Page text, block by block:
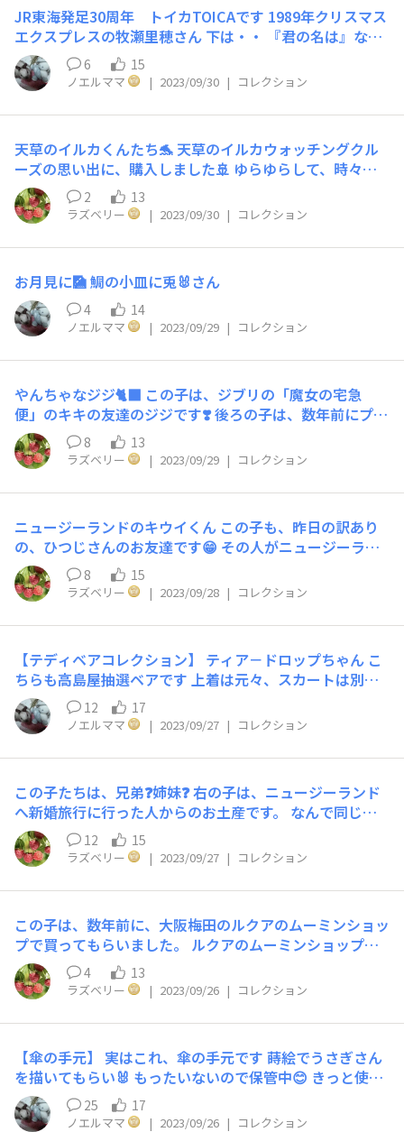
それも、業務用4L😂が、1ヶ月でなくなります😱
JR東海発足30周年 トイカTOICAです 1989年クリスマス
エクスプレスの牧瀬里穂さん 下は・・ 『君の名は』なの
に 新幹線🚅 今年もまた、山達のクリスマスイブが聴け
ますように♪
6 15
ノエルママ | 2023/09/30 | コレクション
天草のイルカくんたち🐬 天草のイルカウォッチングクル
ーズの思い出に、購入しました🚢 ゆらゆらして、時々泳
いでいます🌊 リビングに並んでいます😊
2 13
ラズベリー | 2023/09/30 | コレクション
お月見に🎑 鯛の小皿に兎🐰さん
4 14
ノエルママ | 2023/09/29 | コレクション
やんちゃなジジ🐈‍⬛ この子は、ジブリの「魔女の宅急
便」のキキの友達のジジです❣️ 後ろの子は、数年前にプレ
ゼントで貰った子で、とってもお利口さんで、おとなしい
子。 この子は、やんちゃなんです。 実は、オリから飛び
出して、突然やって来たんです❗️ 何処から来たのは、教え
てくれないのです😅 今は、リビングのジブリの森にちょ
8 13
ラズベリー | 2023/09/29 | コレクション
ニュージーランドのキウイくん この子も、昨日の訳あり
の、ひつじさんのお友達です😁 その人がニュージーラン
ドで自分に買った、ひつじさんもキウイくんも、とっても
気に入っていたけど、連れて行く訳にいかないという事
で、私が引き取る事になったのです😅 とってもかわいい
です💚 取り敢えず、寝室で並んでわちゃわちゃしてるぬ
8 15
ラズベリー | 2023/09/28 | コレクション
【テディベアコレクション】 ティア－ドロップちゃん こ
ちらも高島屋抽選ベアです 上着は元々、スカートは別で
すがコ－ディネイト出来ました🐻
12 17
ノエルママ | 2023/09/27 | コレクション
この子たちは、兄弟❓姉妹❓ 右の子は、ニュージーランド
へ新婚旅行に行った人からのお土産です。 なんで同じぬ
いぐるみがいるかと言うと… その人は、盛大に300人を招
待して結婚式をしました💒 ニュージーランド10日の新婚
旅行へ、 ひつじさんをお土産に頂きました。 そして、1年
後に離婚をしました。 その2年後に再婚をしました。 で、
う訳で仲良しひつじさんも、寝室に並んでいます😆
12 15
ラズベリー | 2023/09/27 | コレクション
この子は、数年前に、大阪梅田のルクアのムーミンショッ
プで買ってもらいました。 ルクアのムーミンショップ
は、閉店してしまいましたが、「MOOMIN SHOP OSAKA
（ムーミンショップ オオサカ）として今年9月1日に新し
くルクア大阪にオープンしたのて、また行ってみたい❤️
ムーミン村の仲間では、ミィが好きなのですが、このムー
ふわで、しっぽがかわいい😍 この子も、寝室の仲間でと
ってもお利口さんです😊
4 13
ラズベリー | 2023/09/26 | コレクション
【傘の手元】 実はこれ、傘の手元です 蒔絵でうさぎさん
を描いてもらい🐰 もったいないので保管中😊 きっと使う
機会は 〈無〉
25 17
ノエルママ | 2023/09/26 | コレクション